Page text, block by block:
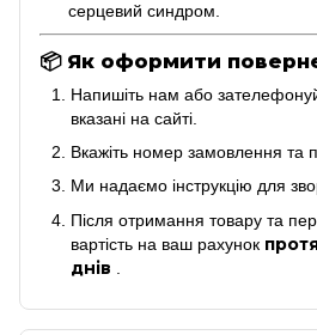
серцевий синдром.
📦Як оформити
Напишіть нам або
вказані на сайті.
Вкажіть номер замовлення та
Ми надаємо інструкцію для
Після отримання товару та
вартість на ваш рахунок
днів